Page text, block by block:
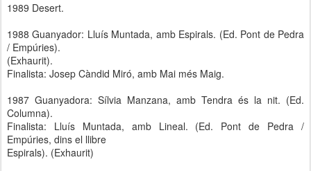
1989 Desert.
1988 Guanyador: Lluís Muntada, amb Espirals. (Ed. Pont de Pedra
/ Empúries).
(Exhaurit).
Finalista: Josep Càndid Miró, amb Mai més Maig.
1987 Guanyadora: Sílvia Manzana, amb Tendra és la nit. (Ed.
Columna).
Finalista: Lluís Muntada, amb Lineal. (Ed. Pont de Pedra /
Empúries, dins el llibre
Espirals). (Exhaurit)